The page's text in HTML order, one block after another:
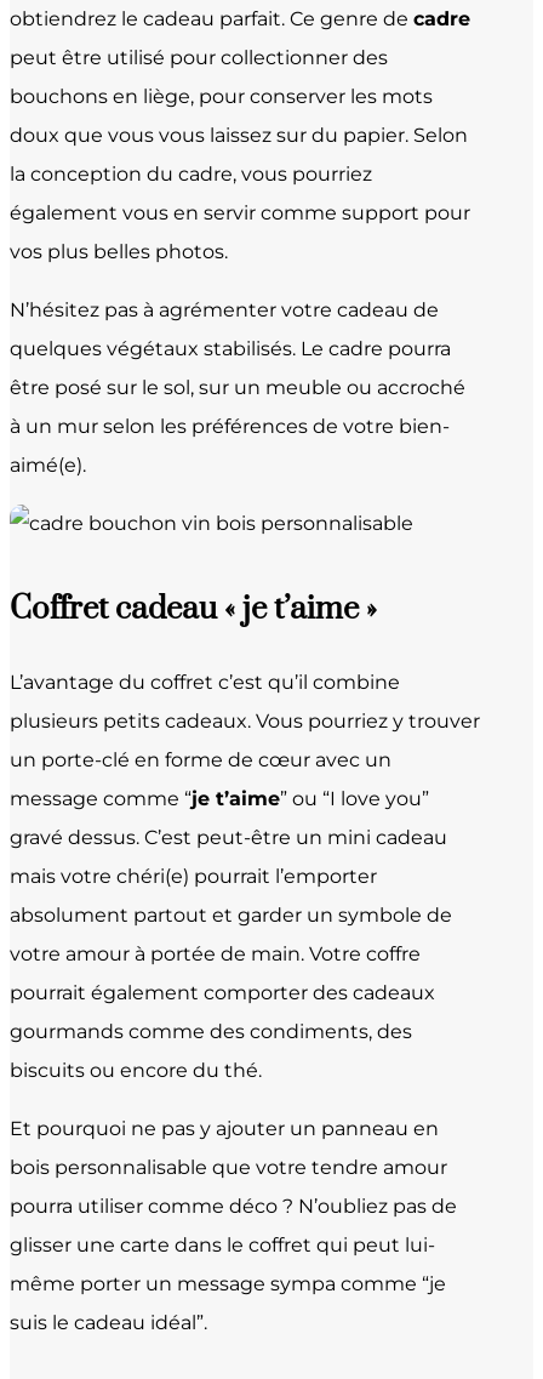
obtiendrez le cadeau parfait. Ce genre de cadre
peut être utilisé pour collectionner des
bouchons en liège, pour conserver les mots
doux que vous vous laissez sur du papier. Selon
la conception du cadre, vous pourriez
également vous en servir comme support pour
vos plus belles photos.
N’hésitez pas à agrémenter votre cadeau de
quelques végétaux stabilisés. Le cadre pourra
être posé sur le sol, sur un meuble ou accroché
à un mur selon les préférences de votre bien-
aimé(e).
Coffret cadeau « je t’aime »
L’avantage du coffret c’est qu’il combine
plusieurs petits cadeaux. Vous pourriez y trouver
un porte-clé en forme de cœur avec un
message comme “je t’aime” ou “I love you”
gravé dessus. C’est peut-être un mini cadeau
mais votre chéri(e) pourrait l’emporter
absolument partout et garder un symbole de
votre amour à portée de main. Votre coffre
pourrait également comporter des cadeaux
gourmands comme des condiments, des
biscuits ou encore du thé.
Et pourquoi ne pas y ajouter un panneau en
bois personnalisable que votre tendre amour
pourra utiliser comme déco ? N’oubliez pas de
glisser une carte dans le coffret qui peut lui-
même porter un message sympa comme “je
suis le cadeau idéal”.